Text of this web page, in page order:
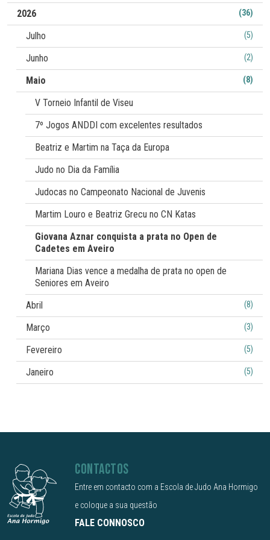
2026 (36)
Julho (5)
Junho (2)
Maio (8)
V Torneio Infantil de Viseu
7º Jogos ANDDI com excelentes resultados
Beatriz e Martim na Taça da Europa
Judo no Dia da Família
Judocas no Campeonato Nacional de Juvenis
Martim Louro e Beatriz Grecu no CN Katas
Giovana Aznar conquista a prata no Open de
Cadetes em Aveiro
Mariana Dias vence a medalha de prata no open de
Seniores em Aveiro
Abril
(8)
Março (3)
Fevereiro (5)
Janeiro (5)
CONTACTOS
Entre em contacto com a Escola de Judo Ana Hormigo
e coloque a sua questão
FALE CONNOSCO